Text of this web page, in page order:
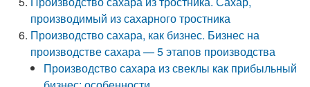
производимый из сахарного тростника
Производство сахара, как бизнес. Бизнес на
производстве сахара — 5 этапов производства
Производство сахара из свеклы как прибыльный